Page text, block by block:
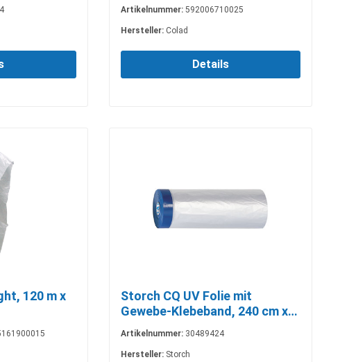
Artikelnummer: 592006710025
Hersteller: Colad
Details
120 m x
Storch CQ UV Folie mit
Gewebe-Klebeband, 240 cm x
16 m
Artikelnummer: 30489424
Hersteller: Storch